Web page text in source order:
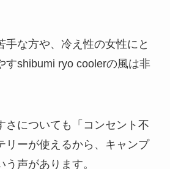
手な方や、冷え性の女性にと
すshibumi ryo coolerの風は非
さについても「コンセント不
リーが使えるから、キャンプ
声があります。